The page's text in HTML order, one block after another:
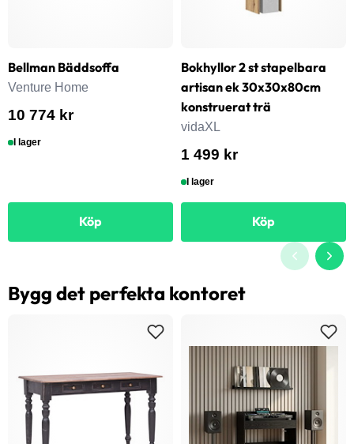
Bellman Bäddsoffa
Venture Home
10 774 kr
I lager
Köp
Bokhyllor 2 st stapelbara
artisan ek 30x30x80cm
konstruerat trä
vidaXL
1 499 kr
I lager
Köp
Bygg det perfekta kontoret